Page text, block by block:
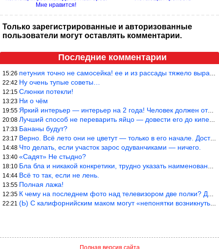
Мне нравится!
Только зарегистрированные и авторизованные
пользователи могут оставлять комментарии.
Последние комментарии
15:26 петуния точно не самосейка! ее и из рассады тяжело вырастить!
22:42 Ну очень тупые советы…
12:15 Слюнки потекли!
13:23 Ни о чём
19:55 Яркий интерьер — интерьер на 2 года! Человек должен отдыхать в с
20:08 Лучший способ не переварить яйцо — довести его до кипения и выкл
17:33 Бананы будут?
23:17 Верно. Всё лето они не цветут — только в его начале. Достаточно
14:48 Что делать, если участок зарос одуванчиками — ничего.
13:40 «Садят» Не стыдно?
18:10 Бла бла и никакой конкретики, трудно указать наименование рекоме
14:44 Всё то так, если не лень.
13:55 Полная лажа!
12:35 К чему на последнем фото над телевизором две полки? Делают интер
22:21 (Ь) С калифорнийским маком могут «непонятки возникнуть» от РСКН…